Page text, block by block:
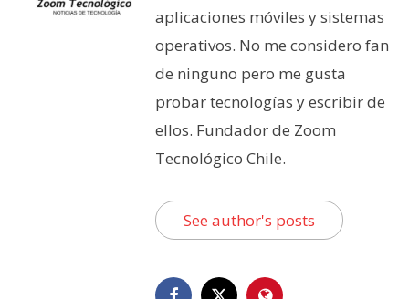
aplicaciones móviles y sistemas
operativos. No me considero fan
de ninguno pero me gusta
probar tecnologías y escribir de
ellos. Fundador de Zoom
Tecnológico Chile.
See author's posts